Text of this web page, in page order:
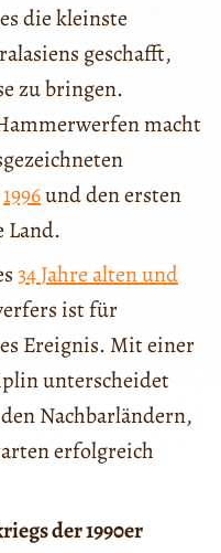
die kleinste
geschafft,
zu bringen.
macht
1996und den ersten
Land.
34Jahre alten und
ist für
Ereignis. Mit einer
unterscheidet
Nachbarländern,
erfolgreich
der 1990er